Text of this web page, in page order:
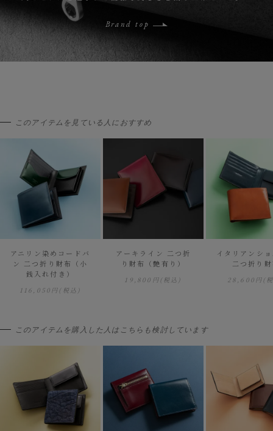
Brand top
このアイテムを見ている人におすすめ
アニリン染めコードバ
ン 二つ折り財布（小
銭入れ付き）
116,050円(税込)
アーキライン 二つ折
り財布（艶有り）
19,800円(税込)
イタリアンシ
二つ折り
28,600円(
このアイテムを購入した人はこちらも検討しています